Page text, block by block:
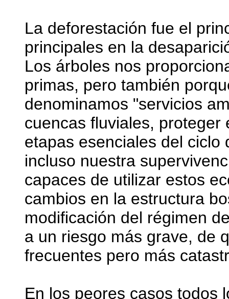
La deforestación fue el
principales en la
Los árboles nos
primas, pero también
denominamos "servicios
cuencas fluviales,
etapas esenciales del ciclo
incluso nuestra
capaces de utilizar estos
cambios en la estructura
modificación del régimen
a un riesgo más grave, de
frecuentes pero más
En los peores casos todos